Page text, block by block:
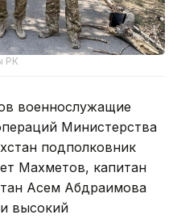
РК
военнослужащие
Министерства
подполковник
Махметов, капитан
Асем Абдраимова
высокий